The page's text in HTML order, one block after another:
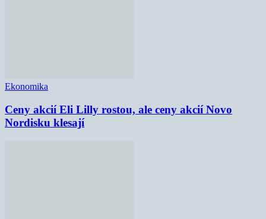
Ekonomika
Ceny akcií Eli Lilly rostou, ale ceny akcií Novo
Nordisku klesají